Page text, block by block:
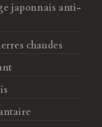
japonnais anti-
chaudes